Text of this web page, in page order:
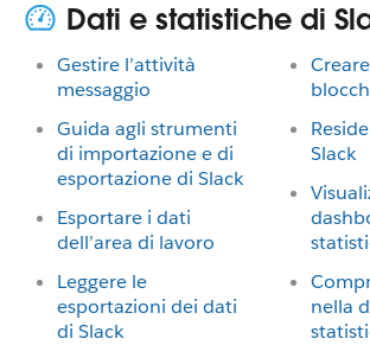
Dati e statistiche di
Gestire l’attività
messaggio
Guida agli strumenti
di importazione e di
esportazione di Slack
Esportare i dati
dell’area di lavoro
Leggere le
esportazioni dei dati
di Slack
Slack
nella